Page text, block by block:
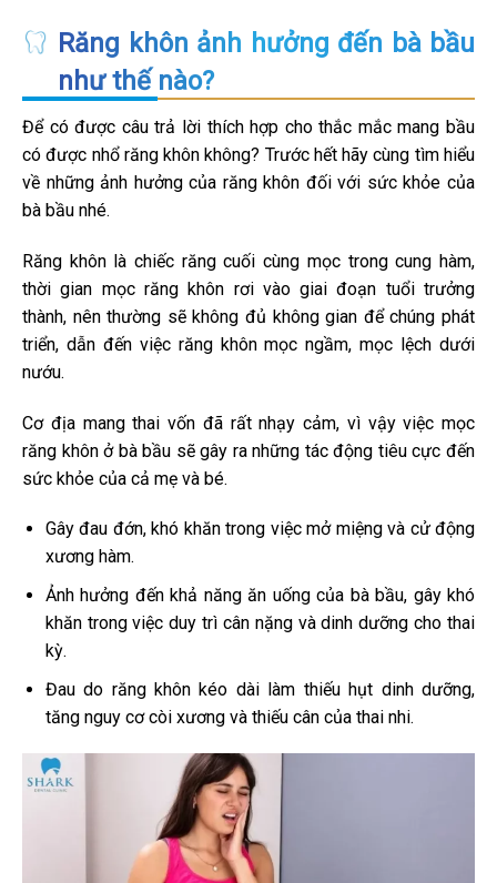
Răng khôn ảnh hưởng đến bà bầu
như thế nào?
Để có được câu trả lời thích hợp cho thắc mắc mang bầu
có được nhổ răng khôn không? Trước hết hãy cùng tìm hiểu
về những ảnh hưởng của răng khôn đối với sức khỏe của
bà bầu nhé.
Răng khôn là chiếc răng cuối cùng mọc trong cung hàm,
thời gian mọc răng khôn rơi vào giai đoạn tuổi trưởng
thành, nên thường sẽ không đủ không gian để chúng phát
triển, dẫn đến việc răng khôn mọc ngầm, mọc lệch dưới
nướu.
Cơ địa mang thai vốn đã rất nhạy cảm, vì vậy việc mọc
răng khôn ở bà bầu sẽ gây ra những tác động tiêu cực đến
sức khỏe của cả mẹ và bé.
Gây đau đớn, khó khăn trong việc mở miệng và cử động
xương hàm.
Ảnh hưởng đến khả năng ăn uống của bà bầu, gây khó
khăn trong việc duy trì cân nặng và dinh dưỡng cho thai
kỳ.
Đau do răng khôn kéo dài làm thiếu hụt dinh dưỡng,
tăng nguy cơ còi xương và thiếu cân của thai nhi.